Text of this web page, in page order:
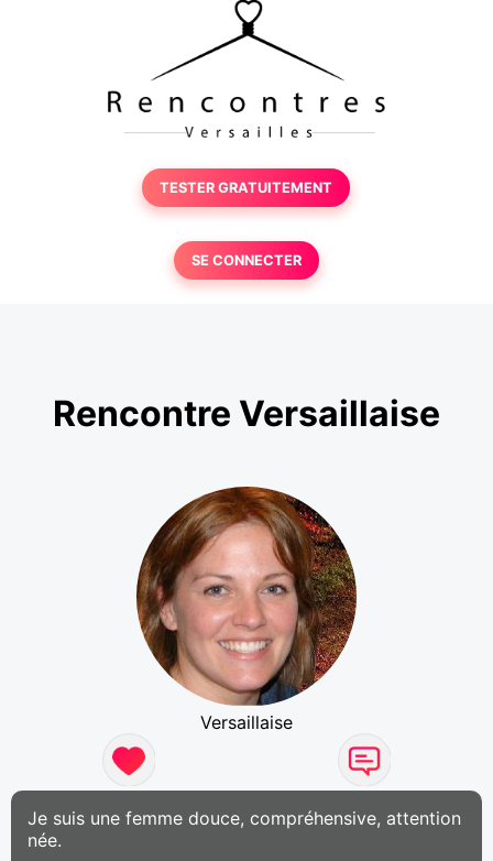
TESTER GRATUITEMENT
SE CONNECTER
Rencontre Versaillaise
Versaillaise
Je suis une femme douce, compréhensive, attention
née.